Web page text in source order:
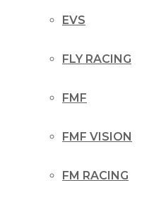
EVS
FLY RACING
FMF
FMF VISION
FM RACING